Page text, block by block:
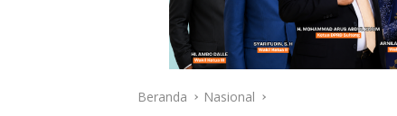
Beranda Nasional